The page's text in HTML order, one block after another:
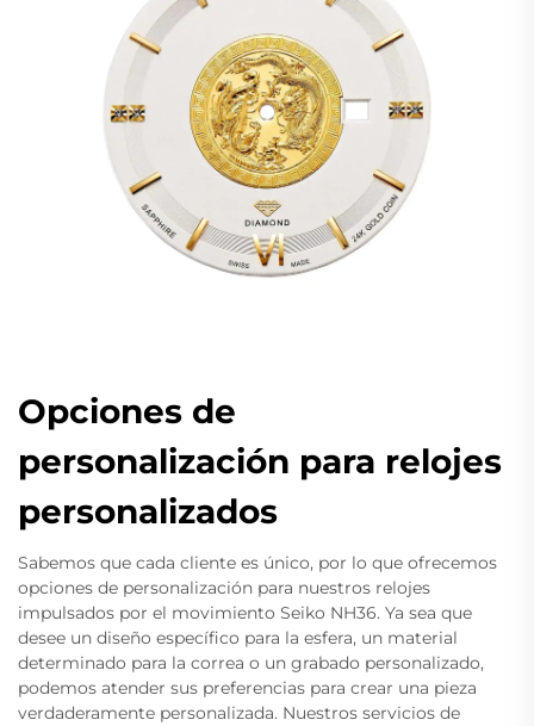
Opciones de
personalización para relojes
personalizados
Sabemos que cada cliente es único, por lo que ofrecemos
opciones de personalización para nuestros relojes
impulsados por el movimiento Seiko NH36. Ya sea que
desee un diseño específico para la esfera, un material
determinado para la correa o un grabado personalizado,
podemos atender sus preferencias para crear una pieza
verdaderamente personalizada. Nuestros servicios de